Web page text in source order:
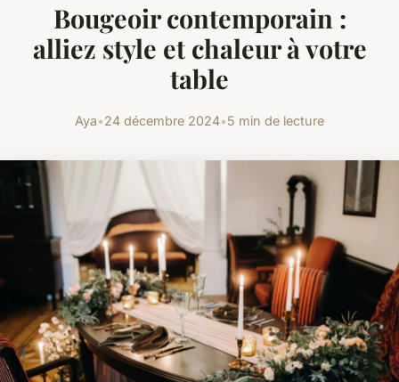
Bougeoir contemporain :
alliez style et chaleur à votre
table
Aya•24 décembre 2024•5 min de lecture